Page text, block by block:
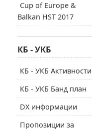
Cup of Europe &
Balkan HST 2017
КБ - УКБ
КБ - УКБ Активности
КБ - УКБ Банд план
DX информации
Пропозиции за